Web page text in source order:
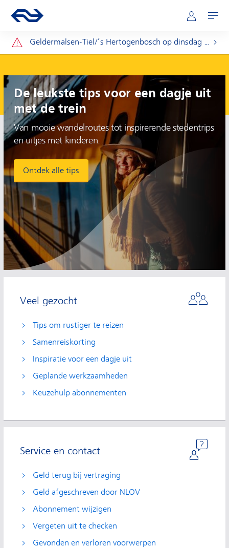
Hoofdnavigatie
Ga naar de homepage van ns.nl Mijn NS
Openen
Let op: Geldermalsen-Tiel/’s Hertogenbosch op dinsdag 11 t/m donderdag 20 augustus.
Plan je reis
De leukste tips voor een dagje uit
met de trein
Van mooie wandelroutes tot inspirerende stedentrips
en uitjes met kinderen.
Ontdek alle tips
Veel gezocht
Tips om rustiger te reizen
Samenreiskorting
Inspiratie voor een dagje uit
Geplande werkzaamheden
Keuzehulp abonnementen
Service en contact
Geld terug bij vertraging
Geld afgeschreven door NLOV
Abonnement wijzigen
Vergeten uit te checken
Gevonden en verloren voorwerpen